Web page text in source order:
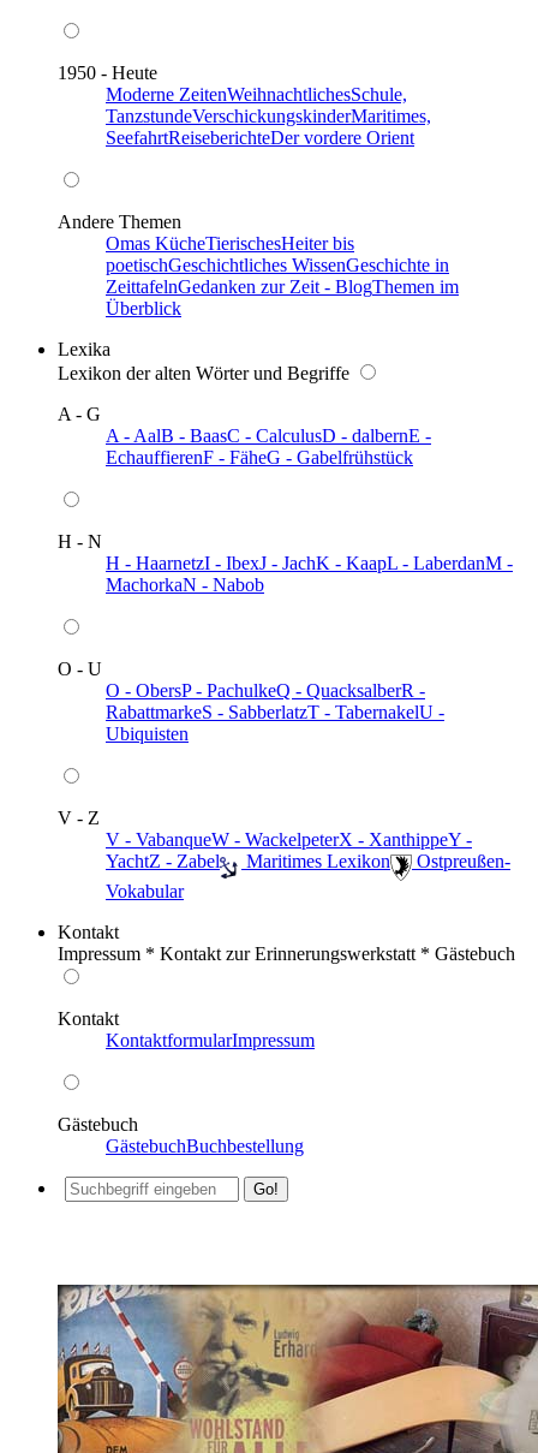
1950 - Heute
Moderne ZeitenWeihnachtlichesSchule,
TanzstundeVerschickungskinderMaritimes,
SeefahrtReiseberichteDer vordere Orient
Andere Themen
Omas KücheTierischesHeiter bis
poetischGeschichtliches WissenGeschichte in
ZeittafelnGedanken zur Zeit - BlogThemen im
Überblick
Lexika
Lexikon der alten Wörter und Begriffe
A - G
A - AalB - BaasC - CalculusD - dalbernE -
EchauffierenF - FäheG - Gabelfrühstück
H - N
H - HaarnetzI - IbexJ - JachK - KaapL - LaberdanM -
MachorkaN - Nabob
O - U
O - ObersP - PachulkeQ - QuacksalberR -
RabattmarkeS - SabberlatzT - TabernakelU -
Ubiquisten
V - Z
V - VabanqueW - WackelpeterX - XanthippeY -
YachtZ - Zabel ️ Maritimes Lexikon
️ Ostpreußen-
Vokabular
Kontakt
Impressum * Kontakt zur Erinnerungswerkstatt * Gästebuch
Kontakt
KontaktformularImpressum
Gästebuch
GästebuchBuchbestellung